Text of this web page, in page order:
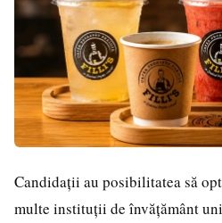
Candidații au posibilitatea să
multe instituții de învățământ